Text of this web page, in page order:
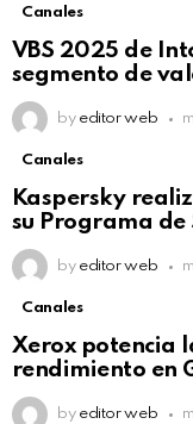
Canales
VBS 2025 de
segmento de
by editor web
Canales
Kaspersky
su Programa de
by editor web
Canales
Xerox potencia
rendimiento en
by editor web